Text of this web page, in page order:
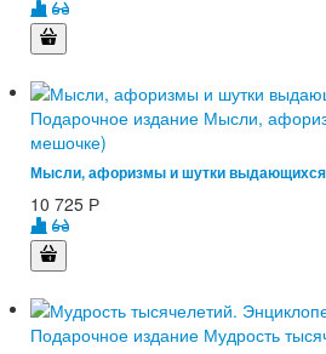
Подарочное издание Мысли,
мешочке)
Мысли, афоризмы и шутки
10 725 Р
Подарочное издание Мудрость